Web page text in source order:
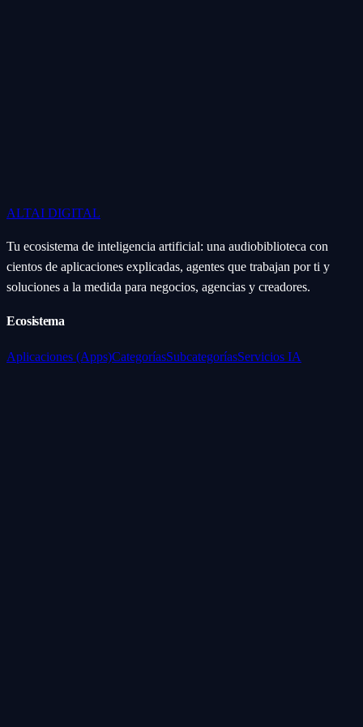
ALTAI DIGITAL
Tu ecosistema de inteligencia artificial: una audiobiblioteca con
cientos de aplicaciones explicadas, agentes que trabajan por ti y
soluciones a la medida para negocios, agencias y creadores.
Ecosistema
Aplicaciones (Apps)CategoríasSubcategoríasServicios IA